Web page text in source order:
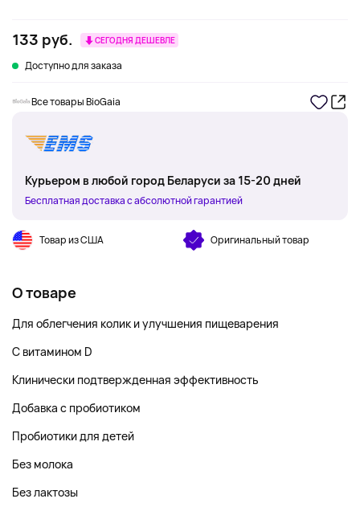
133 руб. СЕГОДНЯ ДЕШЕВЛЕ
Доступно для заказа
Все товары BioGaia
Курьером в любой город Беларуси за 15-20 дней
Бесплатная доставка с абсолютной гарантией
Товар из США Оригинальный товар
О товаре
Для облегчения колик и улучшения пищеварения
С витамином D
Клинически подтвержденная эффективность
Добавка с пробиотиком
Пробиотики для детей
Без молока
Без лактозы